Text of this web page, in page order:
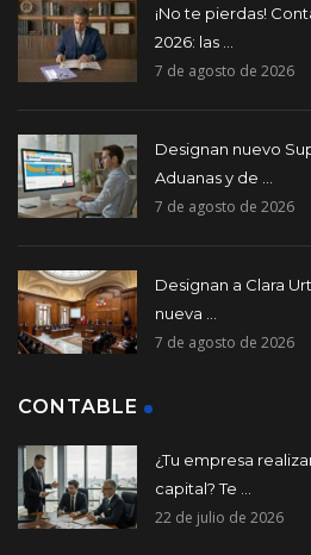
¡No te pierdas!
2026: las ...
7 de agosto de 2026
Designan nuevo
Aduanas y de ...
7 de agosto de 2026
Designan a Clara
nueva ...
7 de agosto de 2026
CONTABLE
¿Tu empresa
capital? Te ...
22 de julio de 2026